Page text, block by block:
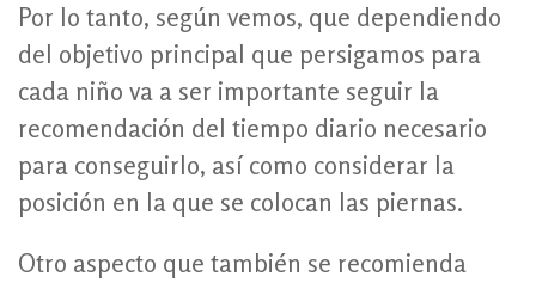
Por lo tanto, según vemos, que dependiendo
del objetivo principal que persigamos para
cada niño va a ser importante seguir la
recomendación del tiempo diario necesario
para conseguirlo, así como considerar la
posición en la que se colocan las piernas.
Otro aspecto que también se recomienda